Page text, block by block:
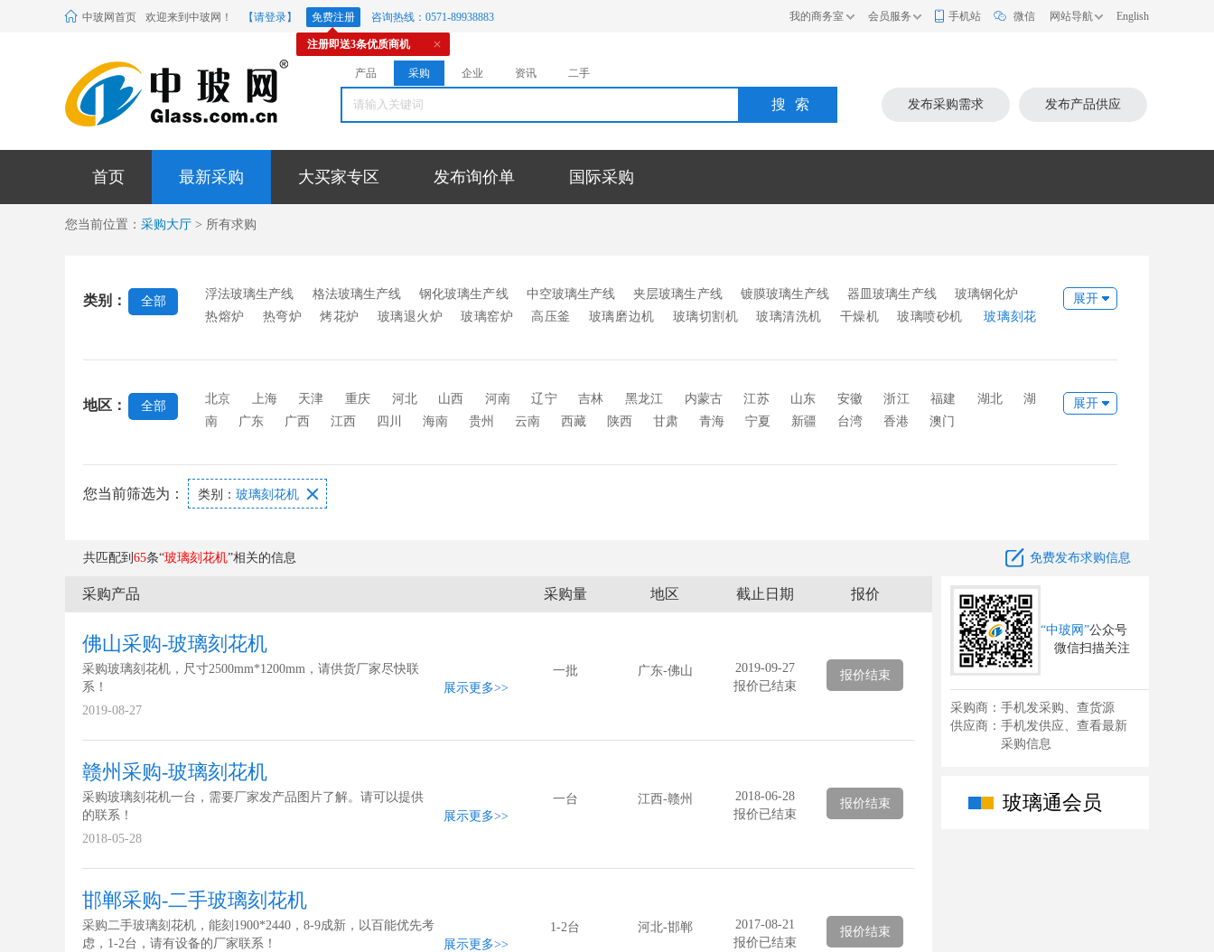
中玻网首页 欢迎来到中玻网！ 【请登录】 免费注册 咨询热线：0571-89938883
注册即送3条优质商机
我的商务室 会员服务 手机站 微信 网站导航 English
产品 采购 企业 资讯 二手
搜索 发布采购需求 发布产品供应
首页 最新采购 大买家专区 发布询价单 国际采购
您当前位置： 采购大厅 > 所有求购
类别： 全部
浮法玻璃生产线 格法玻璃生产线 钢化玻璃生产线 中空玻璃生产线 夹层玻璃生产线 镀膜玻璃生产线 器皿玻璃生产线
玻璃钢化炉
热熔炉
热弯炉 烤花炉 玻璃退火炉 玻璃窑炉 高压釜 玻璃磨边机 玻璃切割机 玻璃清洗机 干燥机 玻璃喷砂机
玻璃刻花
机
混合机 辊压机 行列机 玻璃印花设备 烤瓷板设备 层压机 强化炉 写真机 喷绘机 玻璃压机 吹瓶机 上片台
下片
机
强化玻璃设备 玻璃打孔机 玻璃丝印机 二手玻璃机械 玻璃精雕机 钢化设备 中空玻璃设备 玻璃水刀 其它
展开
地区： 全部
北京 上海 天津 重庆 河北 山西 河南 辽宁 吉林 黑龙江 内蒙古 江苏 山东 安徽 浙江 福建 湖北
湖
南
广东 广西 江西 四川 海南 贵州 云南 西藏 陕西 甘肃 青海 宁夏 新疆 台湾 香港 澳门
展开
您当前筛选为： 类别： 玻璃刻花机 
共匹配到 65条“玻璃刻花机”相关的信息  免费发布求购信息
采购产品 采购量 地区 截止日期 报价
佛山采购-玻璃刻花机
采购玻璃刻花机，尺寸2500mm*1200mm，请供货厂家尽快联
系！
展示更多>>
2019-08-27
一批 广东-佛山
2019-09-27
报价已结束
报价结束
赣州采购-玻璃刻花机
采购玻璃刻花机一台，需要厂家发产品图片了解。请可以提供
的联系！
展示更多>>
2018-05-28
一台 江西-赣州
2018-06-28
报价已结束
报价结束
邯郸采购-二手玻璃刻花机
采购二手玻璃刻花机，能刻1900*2440，8-9成新，以百能优先考
虑，1-2台，请有设备的厂家联系！
展示更多>>
1-2台 河北-邯郸
2017-08-21
报价已结束
报价结束
“中玻网”公众号
微信扫描关注
采购商：手机发采购、查货源
供应商：手机发供应、查看最新
采购信息
玻璃通会员